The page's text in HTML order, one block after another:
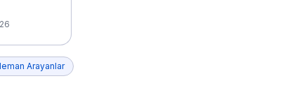
Arayanlar